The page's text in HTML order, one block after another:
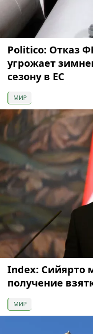
Politico: Отказ
угрожает
сезону в ЕС
МИР
Index: Сийярто
получение
МИР